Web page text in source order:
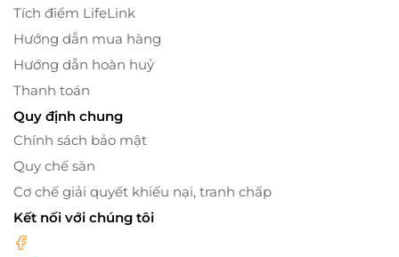
Tích điểm LifeLink
Hướng dẫn mua hàng
Hướng dẫn hoàn huỷ
Thanh toán
Quy định chung
Chính sách bảo mật
Quy chế sàn
Cơ chế giải quyết khiếu nại, tranh chấp
Kết nối với chúng tôi